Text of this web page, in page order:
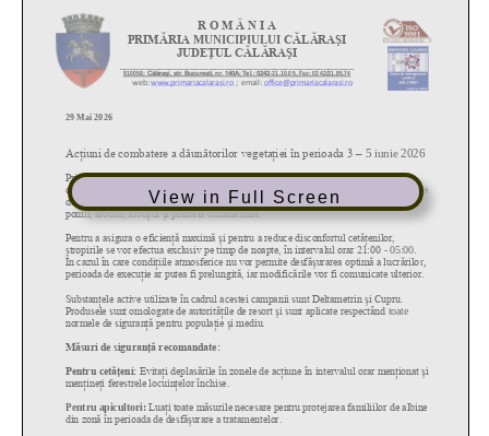
View in Full Screen